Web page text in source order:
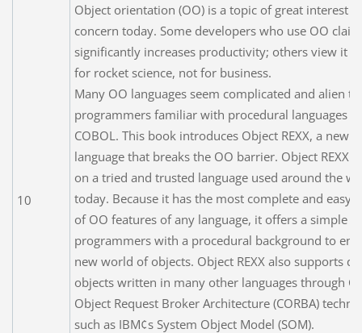
10
Object orientation (OO) is a topic of great interest
concern today. Some developers who use OO
significantly increases productivity; others view it
for rocket science, not for business.
Many OO languages seem complicated and alien to
programmers familiar with procedural languages
COBOL. This book introduces Object REXX, a new
language that breaks the OO barrier. Object REXX
on a tried and trusted language used around the
today. Because it has the most complete and easy-
of OO features of any language, it offers a simple
programmers with a procedural background to
new world of objects. Object REXX also supports
objects written in many other languages through
Object Request Broker Architecture (CORBA)
such as IBM¢s System Object Model (SOM).